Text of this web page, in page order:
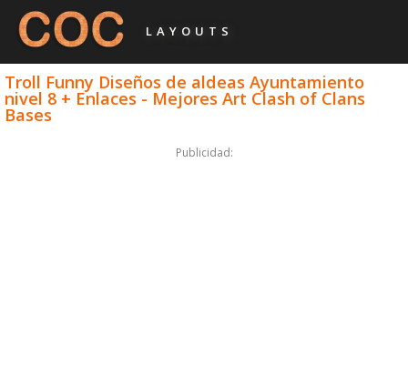
LAYOUTS
Troll Funny Diseños de aldeas Ayuntamiento
nivel 8 + Enlaces - Mejores Art Clash of Clans
Bases
Publicidad: